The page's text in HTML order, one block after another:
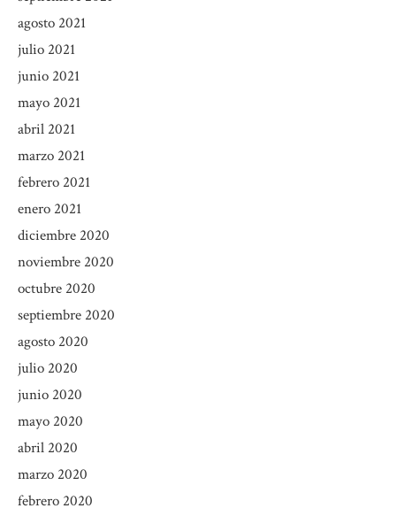
agosto 2021
julio 2021
junio 2021
mayo 2021
abril 2021
marzo 2021
febrero 2021
enero 2021
diciembre 2020
noviembre 2020
octubre 2020
septiembre 2020
agosto 2020
julio 2020
junio 2020
mayo 2020
abril 2020
marzo 2020
febrero 2020